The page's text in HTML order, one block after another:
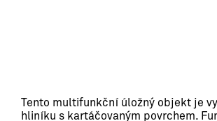
Tento multifunkční úložný objekt je
hliníku s kartáčovaným povrchem.